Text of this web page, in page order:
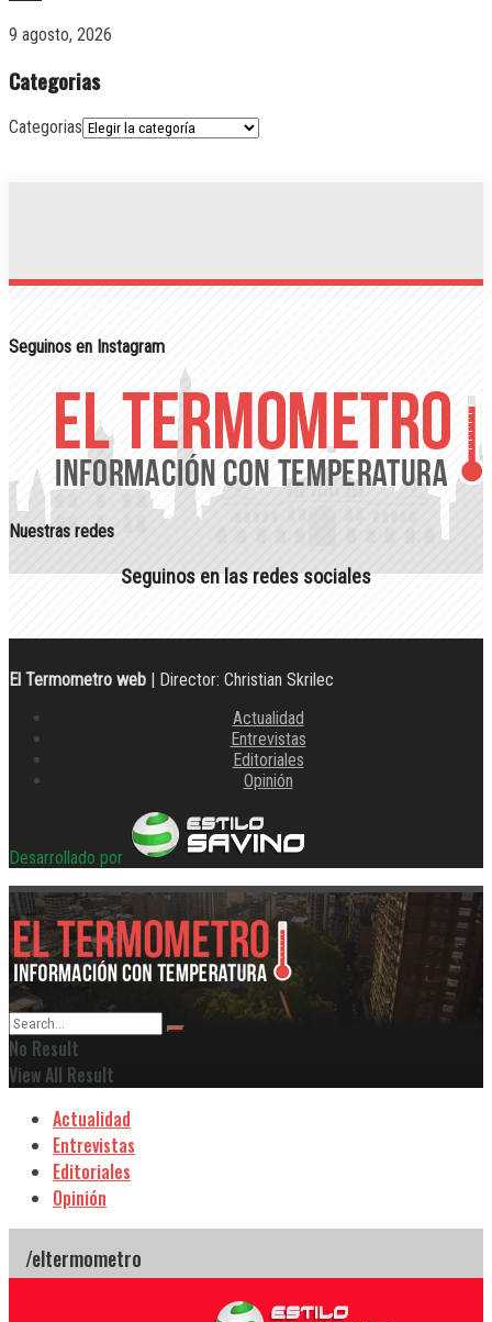
9 agosto, 2026
Categorias
Categorias
Seguinos en Instagram
Nuestras redes
Seguinos en las redes sociales
El Termometro web | Director: Christian Skrilec
Actualidad
Entrevistas
Editoriales
Opinión
Desarrollado por
No Result
View All Result
Actualidad
Entrevistas
Editoriales
Opinión